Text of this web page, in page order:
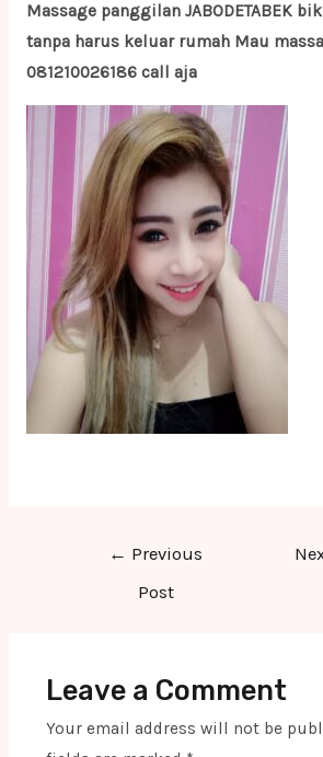
Massage panggilan JABODETABEK
tanpa harus keluar rumah Mau
081210026186 call aja
← Previous
Post
Leave a Comment
Your email address will not be